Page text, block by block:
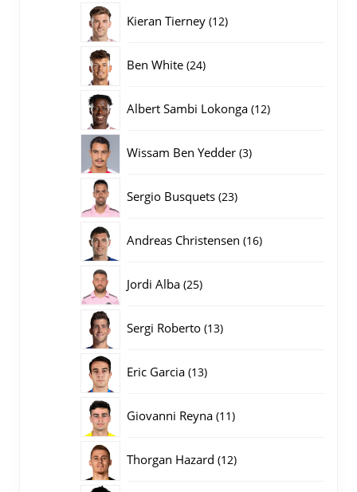
Kieran Tierney 1212
Ben White 2424
Albert Sambi Lokonga 1212
Wissam Ben Yedder 33
Sergio Busquets 2323
Andreas Christensen 1616
Jordi Alba 2525
Sergi Roberto 1313
Eric Garcia 1313
Giovanni Reyna 1111
Thorgan Hazard 1212